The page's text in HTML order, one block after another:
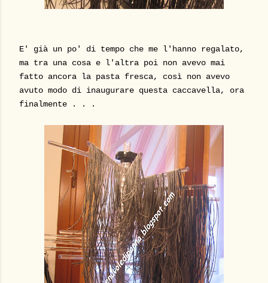
E' già un po' di tempo che me l'hanno regalato,
ma tra una cosa e l'altra poi non avevo mai
fatto ancora la pasta fresca, così non avevo
avuto modo di inaugurare questa caccavella, ora
finalmente . . .